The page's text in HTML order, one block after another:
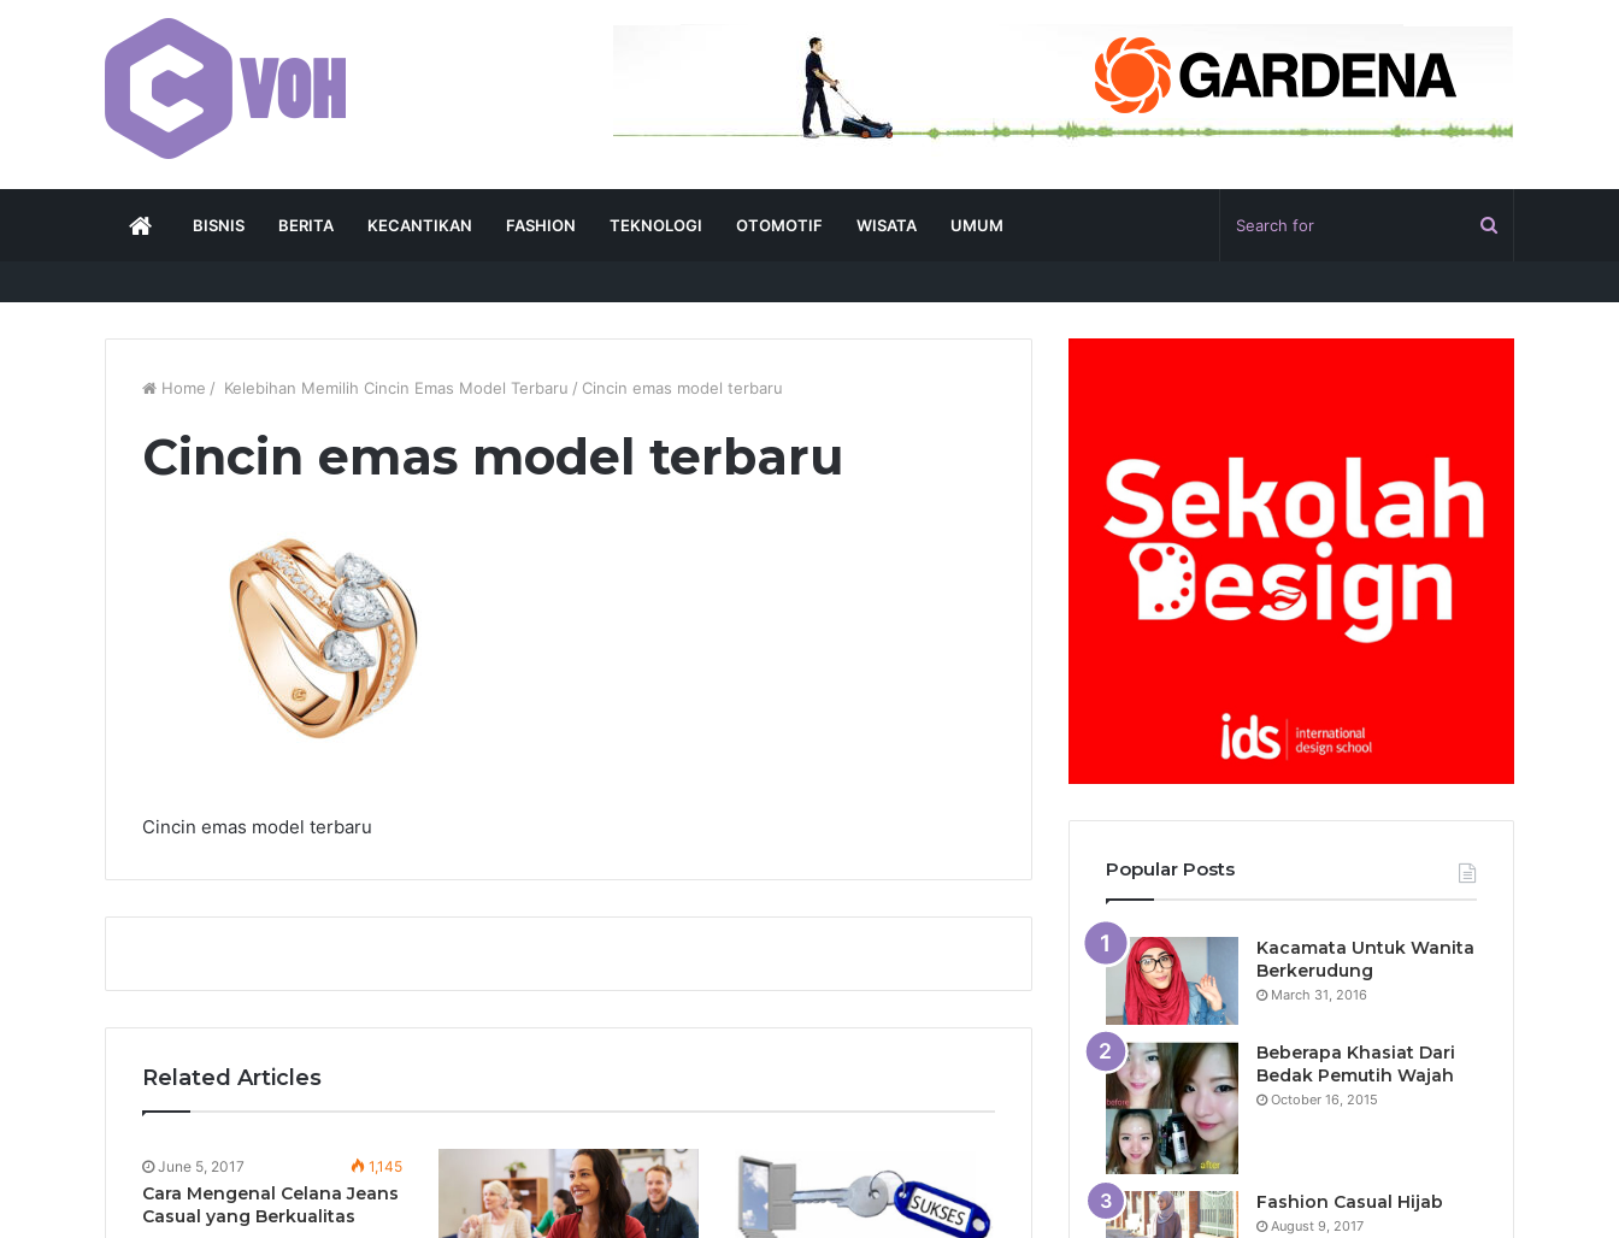
HOMEBISNIS BERITA KECANTIKAN FASHION TEKNOLOGI OTOMOTIF WISATA UMUM
Home / Kelebihan Memilih Cincin Emas Model Terbaru / Cincin emas model terbaru
Cincin emas model terbaru
Cincin emas model terbaru
Related Articles
June 5, 2017 1,145
Cara Mengenal Celana Jeans
Casual yang Berkualitas
Popular Posts
Kacamata Untuk Wanita
Berkerudung
March 31, 2016
Beberapa Khasiat Dari
Bedak Pemutih Wajah
October 16, 2015
Fashion Casual Hijab
August 9, 2017